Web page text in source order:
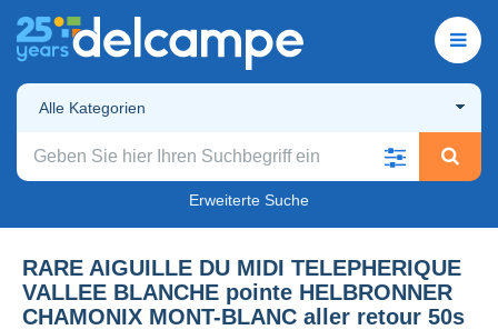
Alle Kategorien
Erweiterte Suche
RARE AIGUILLE DU MIDI TELEPHERIQUE
VALLEE BLANCHE pointe HELBRONNER
CHAMONIX MONT-BLANC aller retour 50s